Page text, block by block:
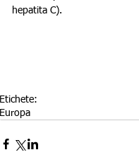
hepatita C).
Etichete:
Europa